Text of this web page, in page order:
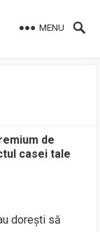
MENU
de
casei tale
dorești să